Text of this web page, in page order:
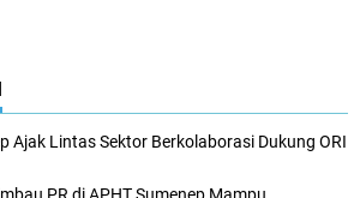
Ajak Lintas Sektor Berkolaborasi Dukung ORI